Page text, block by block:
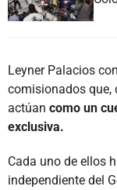
Leyner Palacios
comisionados que,
actúan como un
exclusiva.
Cada uno de ellos
independiente del